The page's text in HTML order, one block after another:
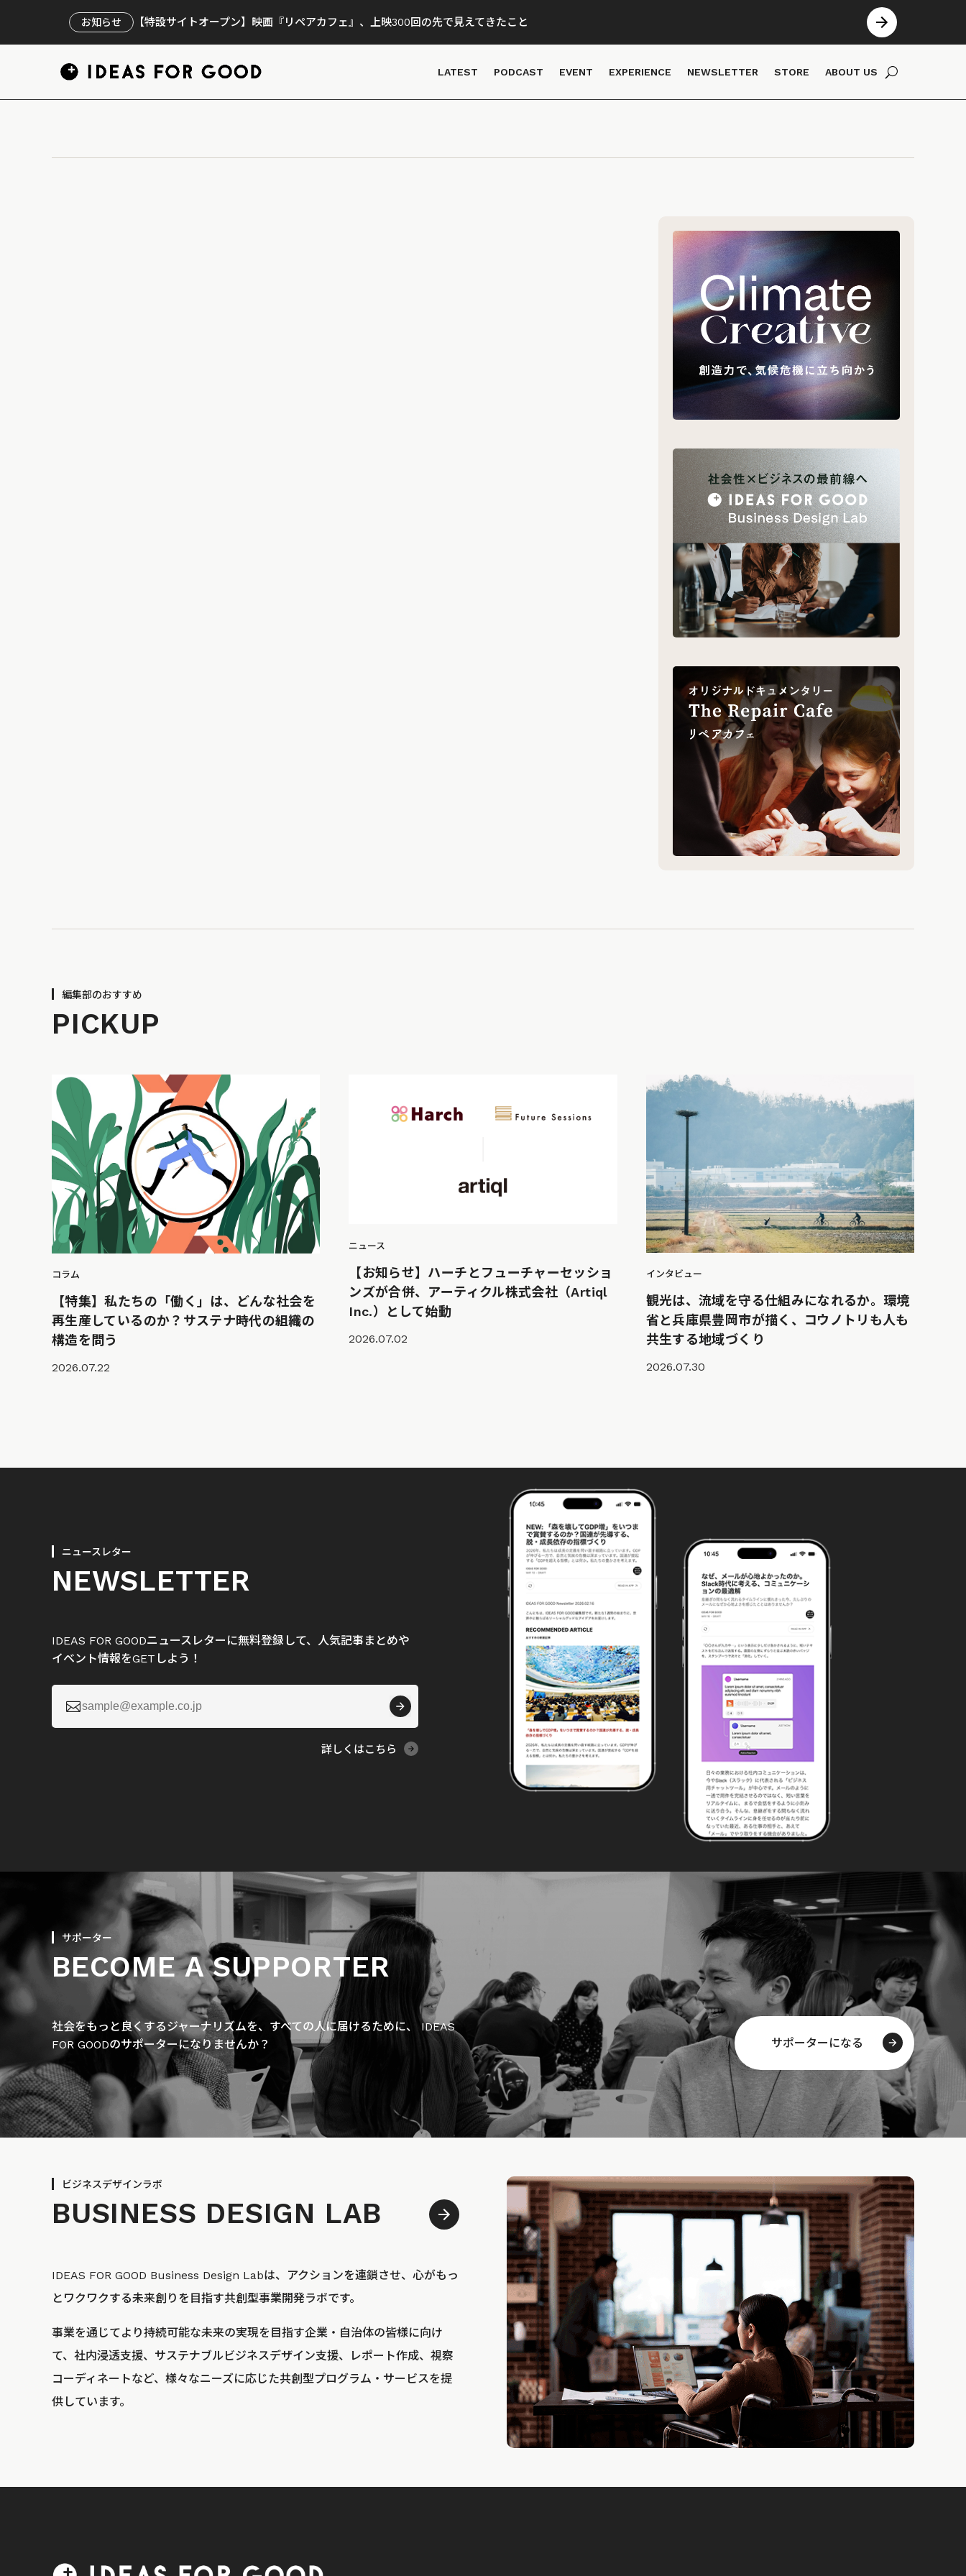
お知らせ 【特設サイトオープン】映画『リペアカフェ』、上映300回の先で見えてきたこと
LATEST PODCAST EVENT EXPERIENCE NEWSLETTER STORE ABOUT US
編集部のおすすめ
PICKUP
コラム
【特集】私たちの「働く」は、どんな社会を
再生産しているのか？サステナ時代の組織の
構造を問う
2026.07.22
ニュース
【お知らせ】ハーチとフューチャーセッショ
ンズが合併、アーティクル株式会社（Artiql
Inc.）として始動
2026.07.02
インタビュー
観光は、流域を守る仕組みになれるか。環境
省と兵庫県豊岡市が描く、コウノトリも人も
共生する地域づくり
2026.07.30
ニュースレター
NEWSLETTER
IDEAS FOR GOODニュースレターに無料登録して、人気記事まとめや
イベント情報をGETしよう！

詳しくはこちら
サポーター
BECOME A SUPPORTER
社会をもっと良くするジャーナリズムを、すべての人に届けるために、 IDEAS
FOR GOODのサポーターになりませんか？
サポーターになる
ビジネスデザインラボ
BUSINESS DESIGN LAB
IDEAS FOR GOOD Business Design Labは、アクションを連鎖させ、心がもっ
とワクワクする未来創りを目指す共創型事業開発ラボです。
事業を通じてより持続可能な未来の実現を目指す企業・自治体の皆様に向け
て、社内浸透支援、サステナブルビジネスデザイン支援、レポート作成、視察
コーディネートなど、様々なニーズに応じた共創型プログラム・サービスを提
供しています。